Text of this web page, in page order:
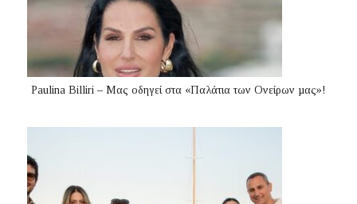
Paulina Billiri – Μας οδηγεί στα «Παλάτια των Ονείρων µας»!